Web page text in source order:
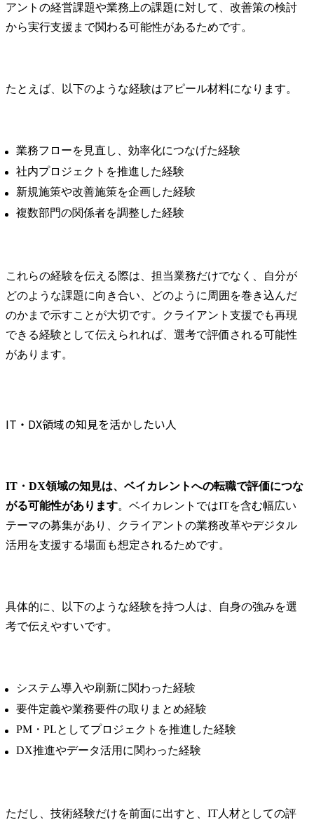
アントの経営課題や業務上の課題に対して、改善策の検討
から実行支援まで関わる可能性があるためです。
たとえば、以下のような経験はアピール材料になります。
業務フローを見直し、効率化につなげた経験
社内プロジェクトを推進した経験
新規施策や改善施策を企画した経験
複数部門の関係者を調整した経験
これらの経験を伝える際は、担当業務だけでなく、自分が
どのような課題に向き合い、どのように周囲を巻き込んだ
のかまで示すことが大切です。クライアント支援でも再現
できる経験として伝えられれば、選考で評価される可能性
があります。
IT・DX領域の知見を活かしたい人
IT・DX領域の知見は、ベイカレントへの転職で評価につな
がる可能性があります。ベイカレントではITを含む幅広い
テーマの募集があり、クライアントの業務改革やデジタル
活用を支援する場面も想定されるためです。
具体的に、以下のような経験を持つ人は、自身の強みを選
考で伝えやすいです。
システム導入や刷新に関わった経験
要件定義や業務要件の取りまとめ経験
PM・PLとしてプロジェクトを推進した経験
DX推進やデータ活用に関わった経験
ただし、技術経験だけを前面に出すと、IT人材としての評